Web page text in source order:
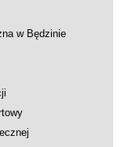
w Będzinie